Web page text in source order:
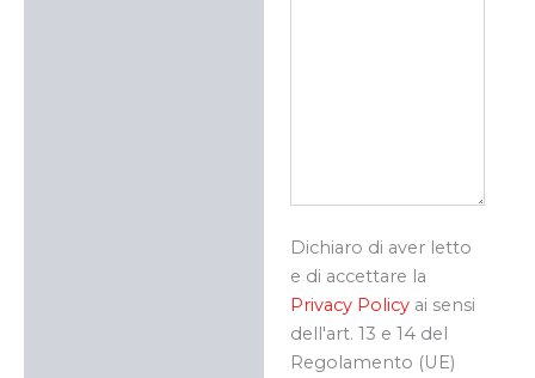
Dichiaro di aver letto
e di accettare la
Privacy Policyai sensi
dell'art. 13 e 14 del
Regolamento (UE)